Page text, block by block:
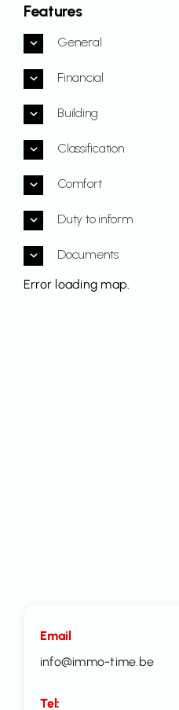
Features
General
Financial
Building
Classification
Comfort
Duty to inform
Documents
Email
info@immo-time.be
Tel:
Error loading map.